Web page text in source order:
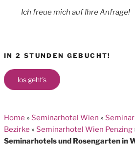
Ich freue mich auf Ihre Anfrage!
IN 2 STUNDEN GEBUCHT!
los geht's
Home » Seminarhotel Wien »
Bezirke » Seminarhotel Wien Penzing
Seminarhotels und Rosengarten in